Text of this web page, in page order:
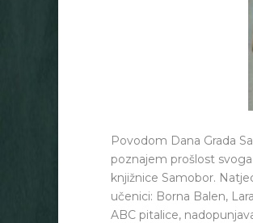
Povodom Dana Grada
poznajem prošlost
knjižnice Samobor.
učenici: Borna Balen,
ABC pitalice,